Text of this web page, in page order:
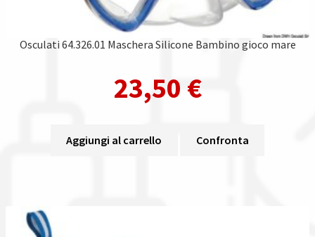
Osculati 64.326.01 Maschera Silicone Bambino gioco mare
23,50 €
Aggiungi al carrello Confronta